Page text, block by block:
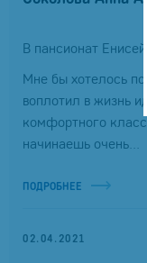
В пансионат
Мне бы хотелось
воплотил в жизнь
комфортного
начинаешь очень...
ПОДРОБНЕЕ
02.04.2021